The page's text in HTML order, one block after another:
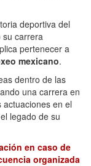
deportiva del
carrera
pertenecer a
mexicano.
dentro de las
una carrera en
en el
legado de su
en caso de
organizada